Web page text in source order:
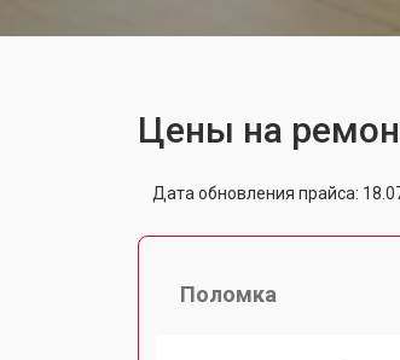
Цены на
Дата обновления прайса:
Поломка